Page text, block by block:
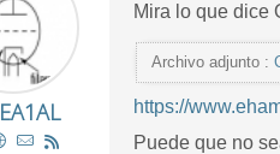
EA1AL
Mira lo que dice
Archivo adjunto :
https://
Puede que no